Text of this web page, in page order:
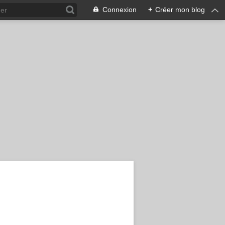
Connexion + Créer mon blog